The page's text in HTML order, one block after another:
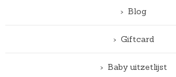
Blog
Giftcard
Baby uitzetlijst